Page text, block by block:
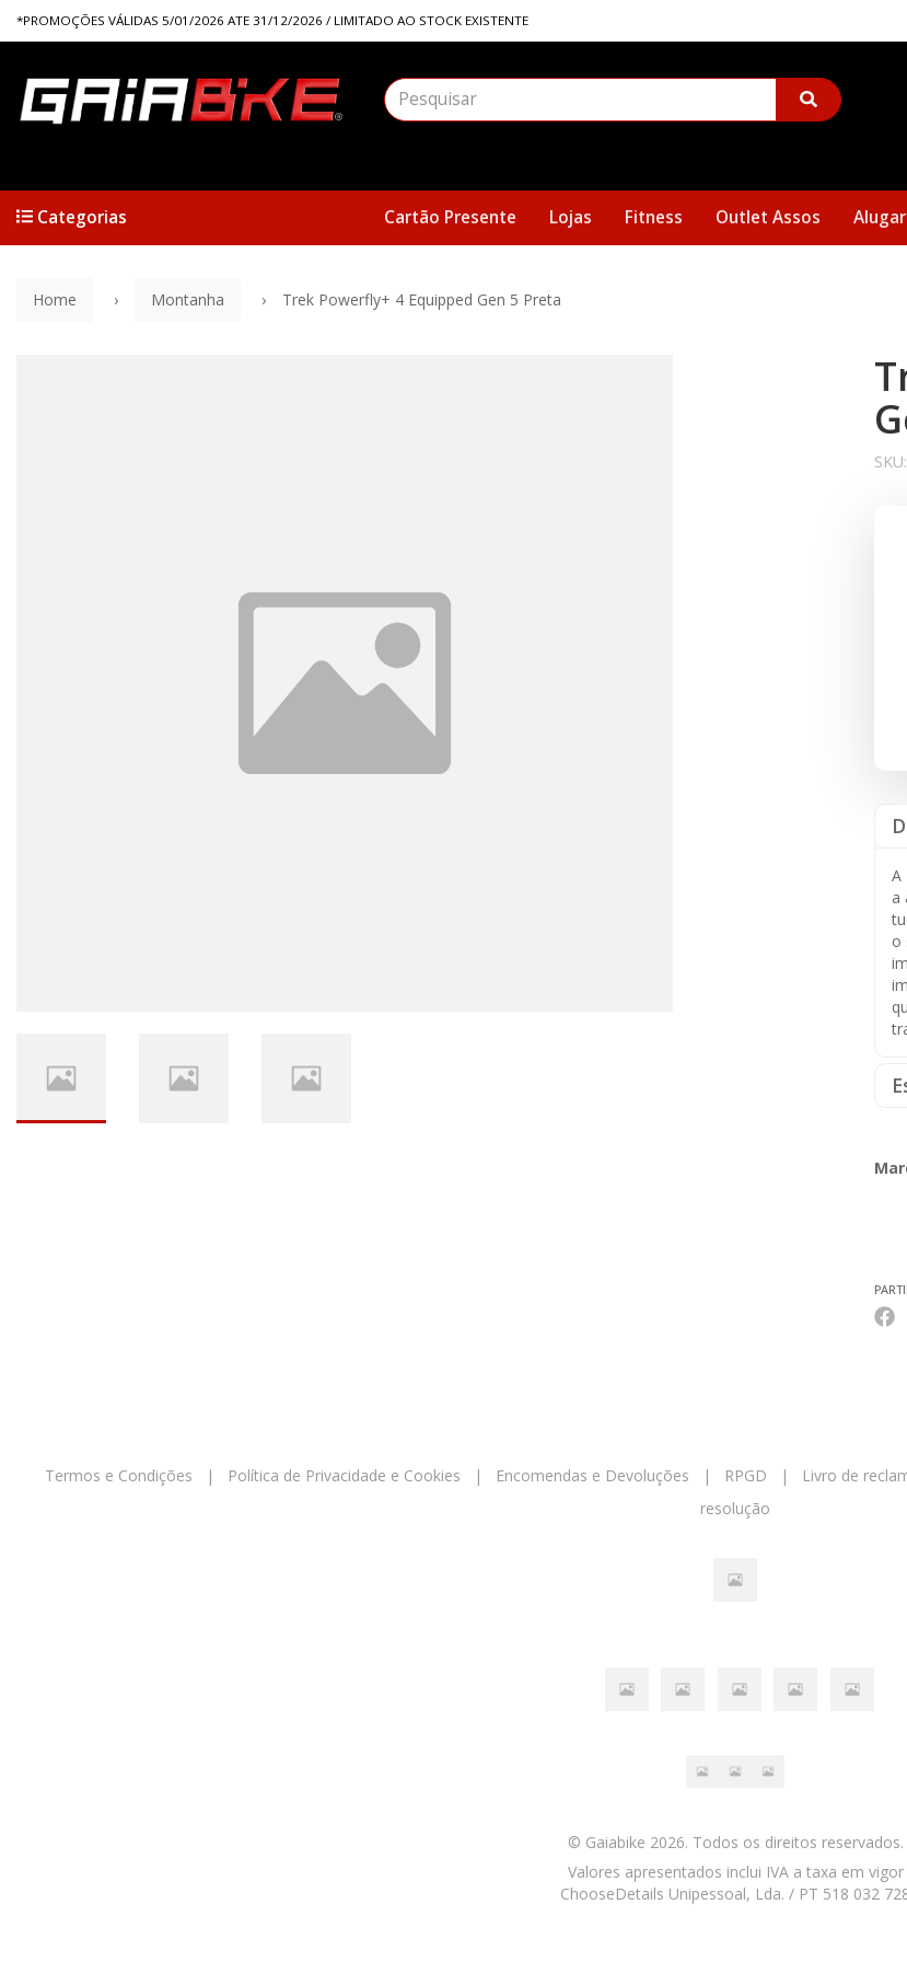
*PROMOÇÕES VÁLIDAS 5/01/2026 ATE 31/12/2026 / LIMITADO AO STOCK EXISTENTE
Cartão Presente Lojas Fitness Outlet Assos
Categorias
Home Montanha Trek Powerfly+ 4 Equipped Gen 5 Preta
SKU:
A
a
o
Termos e Condições | Política de Privacidade e Cookies | Encomendas e Devoluções | RPGD | Livro de
resolução
© Gaiabike 2026. Todos os direitos reservados.
Valores apresentados inclui IVA a taxa em vigor
ChooseDetails Unipessoal, Lda. / PT 518 032